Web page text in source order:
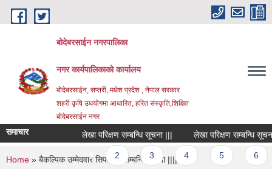
Skip to main content
बोदेबरसाईन नगरपालिका
नगर कार्यपालिकाको कार्यालय
बोदेबरसाईन, सप्तरी, मधेश प्रदेश , नेपाल सरकार
शहरी कृषि उधयोगमा आधारित, हरित संस्कृति,शिक्षित
बोदेबरसाईन नगर
समाचार लेखा परिक्षण सम्बन्धि सूचना ||| लेखा परिक्षण सम्बन्धि सूचना
Pages
1 2 3 4
You are here
Home » बैकल्पिक उम्मेदवार सिफारिस सम्बन्धि सूचना ||||